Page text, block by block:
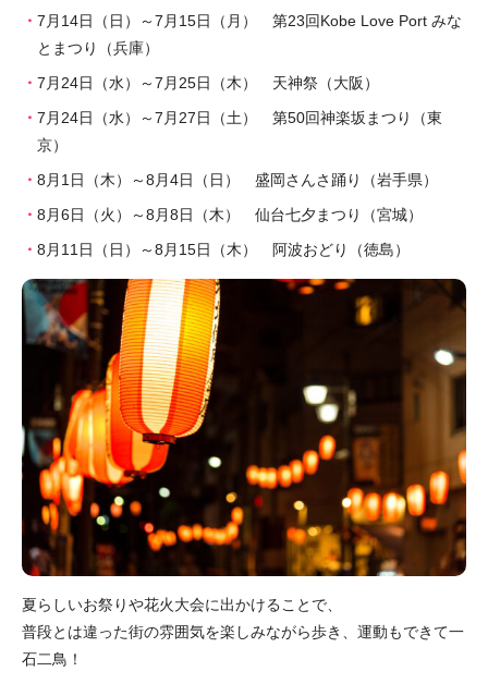
7月14日（日）～7月15日（月） 第23回Kobe Love Port みな
とまつり（兵庫）
7月24日（水）～7月25日（木） 天神祭（大阪）
7月24日（水）～7月27日（土） 第50回神楽坂まつり（東
京）
8月1日（木）～8月4日（日） 盛岡さんさ踊り（岩手県）
8月6日（火）～8月8日（木） 仙台七夕まつり（宮城）
8月11日（日）～8月15日（木） 阿波おどり（徳島）
夏らしいお祭りや花火大会に出かけることで、
普段とは違った街の雰囲気を楽しみながら歩き、運動もできて一
石二鳥！